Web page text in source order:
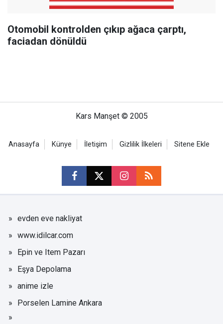
Otomobil kontrolden çıkıp ağaca çarptı,
faciadan dönüldü
Kars Manşet © 2005
Anasayfa Künye İletişim Gizlilik İlkeleri Sitene Ekle
evden eve nakliyat
www.idilcar.com
Epin ve Item Pazarı
Eşya Depolama
anime izle
Porselen Lamine Ankara